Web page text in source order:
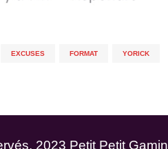
EXCUSES FORMAT YORICK
2023 Petit Petit Gamin